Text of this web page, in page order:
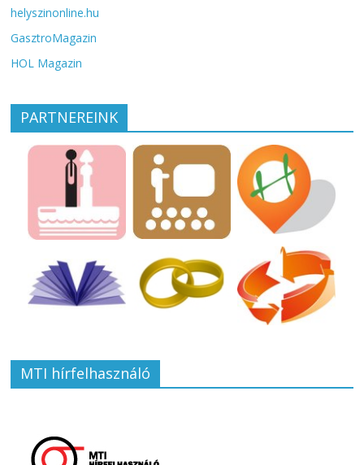
helyszinonline.hu
GasztroMagazin
HOL Magazin
PARTNEREINK
MTI hírfelhasználó